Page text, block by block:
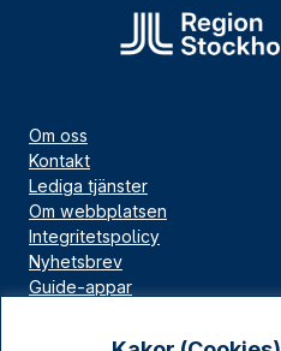
Om oss
Kontakt
Lediga tjänster
Om webbplatsen
Integritetspolicy
Nyhetsbrev
Guide-appar